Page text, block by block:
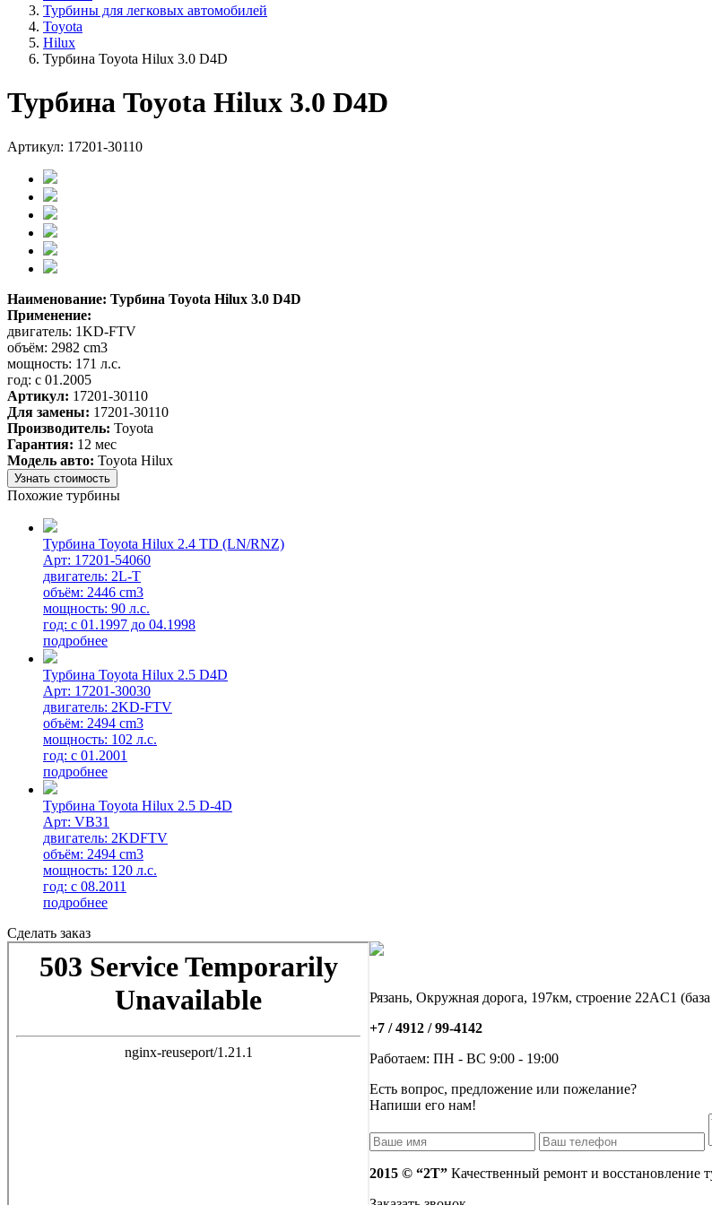
Турбины для легковых автомобилей
Toyota
Hilux
Турбина Toyota Hilux 3.0 D4D
Турбина Toyota Hilux 3.0 D4D
Артикул: 17201-30110
Наименование: Турбина Toyota Hilux 3.0 D4D
Применение:
двигатель: 1KD-FTV
объём: 2982 cm3
мощность: 171 л.с.
год: с 01.2005
Артикул: 17201-30110
Для замены: 17201-30110
Производитель: Toyota
Гарантия: 12 мес
Модель авто: Toyota Hilux
Узнать стоимость
Похожие турбины
Турбина Toyota Hilux 2.4 TD (LN/RNZ)
Арт: 17201-54060
двигатель: 2L-T
объём: 2446 cm3
мощность: 90 л.с.
год: с 01.1997 до 04.1998
подробнее
Турбина Toyota Hilux 2.5 D4D
Арт: 17201-30030
двигатель: 2KD-FTV
объём: 2494 cm3
мощность: 102 л.с.
год: с 01.2001
подробнее
Турбина Toyota Hilux 2.5 D-4D
Арт: VB31
двигатель: 2KDFTV
объём: 2494 cm3
мощность: 120 л.с.
год: с 08.2011
подробнее
Сделать заказ
Рязань, Окружная дорога, 197км, строение 22АC1
+7 / 4912 /99-4142
Работаем: ПН - ВС 9:00 - 19:00
Есть вопрос, предложение или пожелание?
Напиши его нам!
2015 © “2T” Качественный ремонт и восстановление